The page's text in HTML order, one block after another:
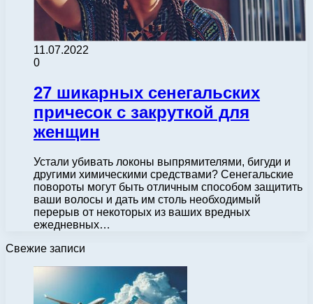
11.07.2022
0
27 шикарных сенегальских
причесок с закруткой для
женщин
Устали убивать локоны выпрямителями, бигуди и
другими химическими средствами? Сенегальские
повороты могут быть отличным способом защитить
ваши волосы и дать им столь необходимый
перерыв от некоторых из ваших вредных
ежедневных…
Свежие записи